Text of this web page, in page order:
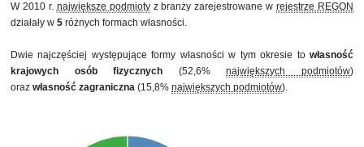
W 2010 r. największe podmiotyz branży zarejestrowane wrejestrze REGON
działały w 5 różnych formach własności.
Dwie najczęściej występujące formy własności w tym okresie to własność
krajowych osób fizycznych (52,6%największych podmiotów)
oraz własność zagraniczna (15,8% największych podmiotów).